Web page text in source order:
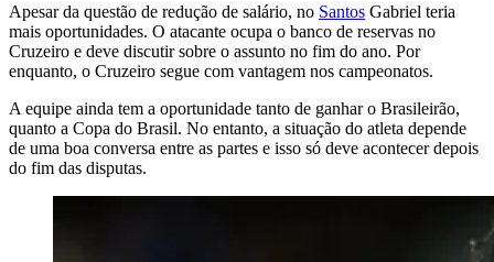
Apesar da questão de redução de salário, no Santos Gabriel teria
mais oportunidades. O atacante ocupa o banco de reservas no
Cruzeiro e deve discutir sobre o assunto no fim do ano. Por
enquanto, o Cruzeiro segue com vantagem nos campeonatos.
A equipe ainda tem a oportunidade tanto de ganhar o Brasileirão,
quanto a Copa do Brasil. No entanto, a situação do atleta depende
de uma boa conversa entre as partes e isso só deve acontecer depois
do fim das disputas.